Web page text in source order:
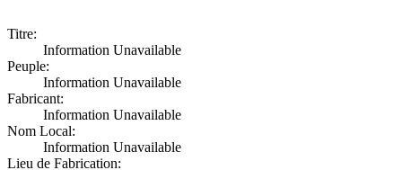
Titre:
Information Unavailable
Peuple:
Information Unavailable
Fabricant:
Information Unavailable
Nom Local:
Information Unavailable
Lieu de Fabrication: